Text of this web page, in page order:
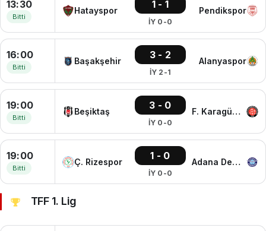
13:30
Bitti
Hatayspor
1 - 1
İY 0-0
Pendikspor
16:00
Bitti
Başakşehir
3 - 2
İY 2-1
Alanyaspor
19:00
Bitti
Beşiktaş
3 - 0
İY 0-0
F. Karagümrük
19:00
Bitti
Ç. Rizespor
1 - 0
İY 0-0
Adana Demirspor
TFF 1. Lig